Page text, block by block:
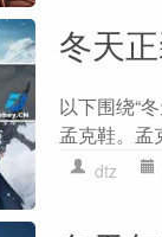
冬天
以下围绕“
孟克鞋。孟
dtz